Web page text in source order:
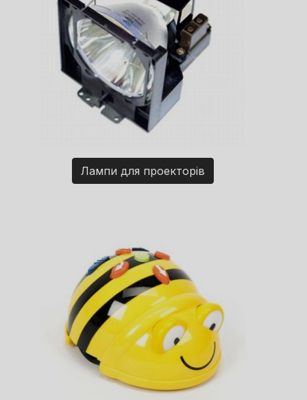
Лампи для проекторів